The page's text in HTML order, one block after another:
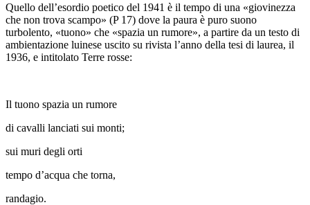
Quello dell’esordio poetico del 1941 è il tempo di una «giovinezza
che non trova scampo» (P 17) dove la paura è puro suono
turbolento, «tuono» che «spazia un rumore», a partire da un testo di
ambientazione luinese uscito su rivista l’anno della tesi di laurea, il
1936, e intitolato Terre rosse:
Il tuono spazia un rumore
di cavalli lanciati sui monti;
sui muri degli orti
tempo d’acqua che torna,
randagio.